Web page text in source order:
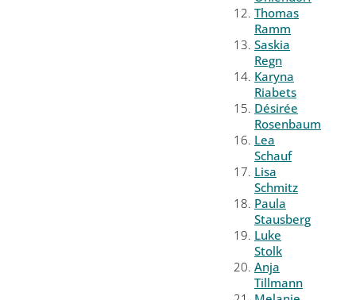
Thomas
Ramm
Saskia
Regn
Karyna
Riabets
Désirée
Rosenbaum
Lea
Schauf
Lisa
Schmitz
Paula
Stausberg
Luke
Stolk
Anja
Tillmann